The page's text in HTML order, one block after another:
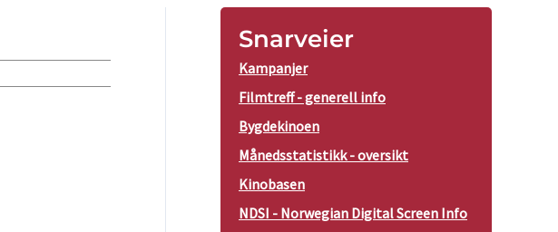
Snarveier
Kampanjer
Filmtreff - generell info
Bygdekinoen
Månedsstatistikk - oversikt
Kinobasen
NDSI - Norwegian Digital Screen Info